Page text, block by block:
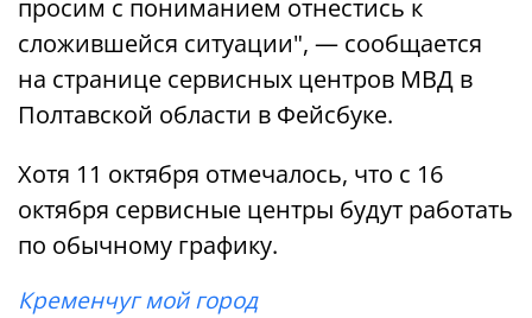
просим с пониманием отнестись к
сложившейся ситуации", — сообщается
на странице сервисных центров МВД в
Полтавской области в Фейсбуке.
Хотя 11 октября отмечалось, что с 16
октября сервисные центры будут работать
по обычному графику.
Кременчуг мой город